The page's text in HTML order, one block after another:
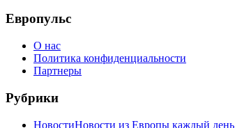
Европульс
О нас
Политика конфиденциальности
Партнеры
Рубрики
НовостиНовости из Европы каждый день